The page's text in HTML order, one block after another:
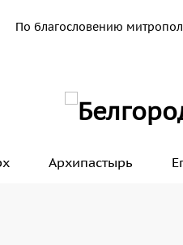
По благословению
Архипастырь